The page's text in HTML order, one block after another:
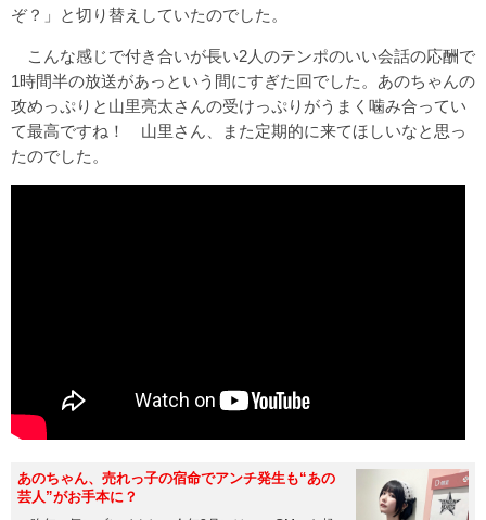
ぞ？」と切り替えしていたのでした。
こんな感じで付き合いが長い2人のテンポのいい会話の応酬で
1時間半の放送があっという間にすぎた回でした。あのちゃんの
攻めっぷりと山里亮太さんの受けっぷりがうまく噛み合ってい
て最高ですね！ 山里さん、また定期的に来てほしいなと思っ
たのでした。
あのちゃん、売れっ子の宿命でアンチ発生も“あの
芸人”がお手本に？